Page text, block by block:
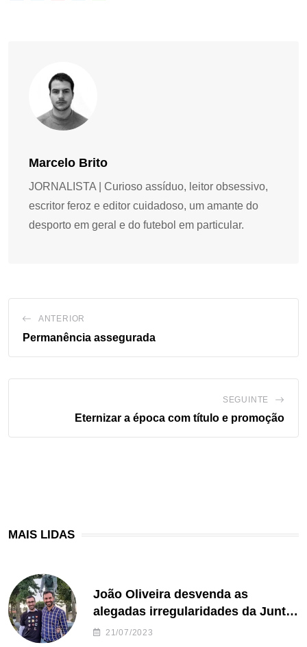
Marcelo Brito
JORNALISTA | Curioso assíduo, leitor obsessivo,
escritor feroz e editor cuidadoso, um amante do
desporto em geral e do futebol em particular.
ANTERIOR
Permanência assegurada
SEGUINTE
Eternizar a época com título e promoção
MAIS LIDAS
João Oliveira desvenda as
alegadas irregularidades da Junta
de Freguesia S. João de Ver
21/07/2023